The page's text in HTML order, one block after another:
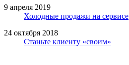
9 апреля 2019
Холодные продажи на сервисе
24 октября 2018
Станьте клиенту «своим»